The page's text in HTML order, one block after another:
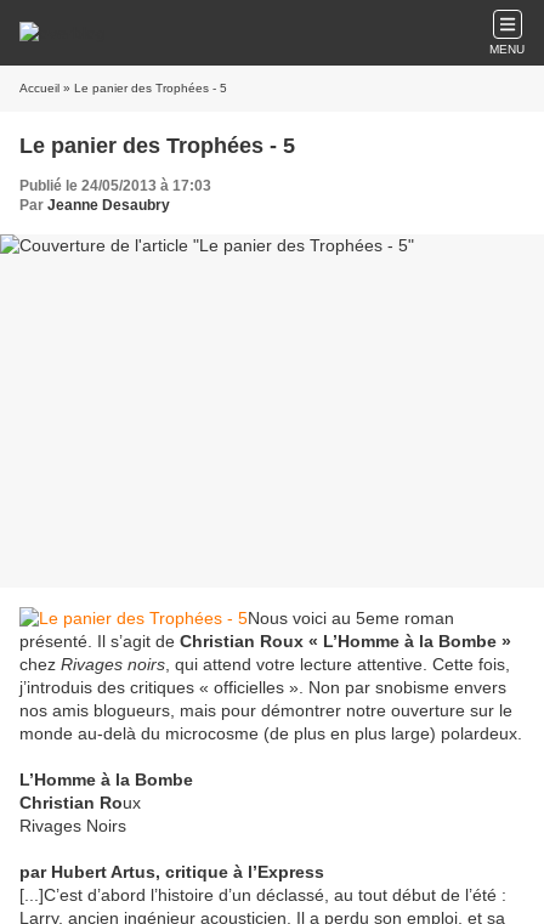
MENU
Accueil » Le panier des Trophées - 5
Le panier des Trophées - 5
Publié le 24/05/2013 à 17:03
Par Jeanne Desaubry
Nous voici au 5eme roman
présenté. Il s’agit de Christian Roux « L’Homme à la Bombe »
chez Rivages noirs , qui attend votre lecture attentive. Cette fois,
j’introduis des critiques « officielles ». Non par snobisme envers
nos amis blogueurs, mais pour démontrer notre ouverture sur le
monde au-delà du microcosme (de plus en plus large) polardeux.
L’Homme à la Bombe
Christian Roux
Rivages Noirs
par Hubert Artus, critique à l’Express
[...]C’est d’abord l’histoire d’un déclassé, au tout début de l’été :
Larry, ancien ingénieur acousticien. Il a perdu son emploi, et sa